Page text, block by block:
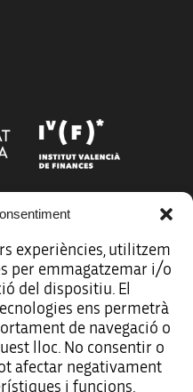
experiències, utilitzem
per emmagatzemar i/o
del dispositiu. El
ens permetrà
de navegació o
lloc. No consentir o
afectar negativament
i funcions.